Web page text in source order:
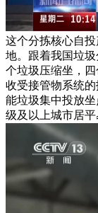
这个分拣核心自
地。跟着我国垃
个垃圾压缩坐，
收受接管物系统
能垃圾集中投放坐
级及以上城市居平